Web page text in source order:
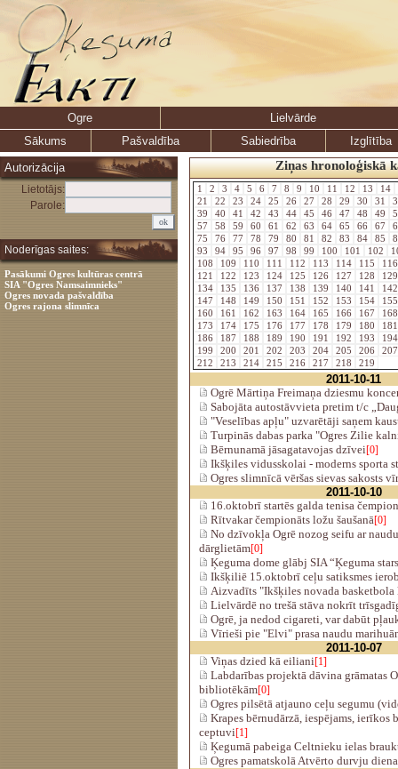
Ogre
Lielvārde
Sākums
Pašvaldība Sabiedrība
Izglītība
Autorizācija
Lietotājs:
Parole:
Noderīgas saites:
Pasākumi Ogres kultūras centrā
SIA "Ogres Namsaimnieks"
Ogres novada pašvaldība
Ogres rajona slimnīca
Ziņas hronoloģiskā
1 2 3 4 5 6 7 8 9 10 11 12 13 14
21
22 23 24 25 26 27 28 29 30 31
39
40 41 42 43 44 45 46 47 48 49
57
58 59 60 61 62 63 64 65 66 67
75
76 77 78 79 80 81 82 83 84 85
93
94 95 96 97 98 99 100 101 102
108
109 110 111 112 113 114 115
121
122 123 124 125 126 127 128
134
135 136 137 138 139 140 141
147
148 149 150 151 152 153 154
160
161 162 163 164 165 166 167
173
174 175 176 177 178 179 180
186
187 188 189 190 191 192 193
199
200 201 202 203 204 205 206
212
213 214 215 216 217 218 219
2011-10-11
Ogrē Mārtiņa Freimaņa dziesmu
Sabojāta autostāvvieta pretim t/c
"Veselības apļu" uzvarētāji saņem
Turpinās dabas parka "Ogres Zilie
Bērnunamā jāsagatavojas dzīvei[0]
Ikšķiles vidusskolai - moderns sporta
Ogres slimnīcā vēršas sievas sakosts
2011-10-10
16.oktobrī startēs galda tenisa
Rītvakar čempionāts ložu šaušanā[0]
No dzīvokļa Ogrē nozog seifu ar
dārglietām[0]
Ķeguma dome glābj SIA “Ķeguma
Ikšķiliē 15.oktobrī ceļu satiksmes
Aizvadīts "Ikšķiles novada basketbola
Lielvārdē no trešā stāva nokrīt
Ogrē, ja nedod cigareti, var dabūt
Vīrieši pie "Elvi" prasa naudu
2011-10-07
Viņas dzied kā eiliani[1]
Labdarības projektā dāvina grāmatas
bibliotēkām[0]
Ogres pilsētā atjauno ceļu segumu
Krapes bērnudārzā, iespējams, ierīkos
ceptuvi[1]
Ķegumā pabeiga Celtnieku ielas
Ogres pamatskolā Atvērto durvju diena